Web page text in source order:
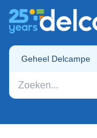
Geheel Delcampe